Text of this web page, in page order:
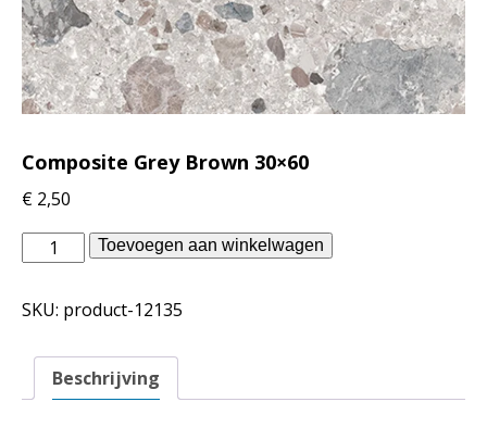
Composite Grey Brown 30×60
€ 2,50
vtwonen
binnentegels
Composite
Brown
30x60
Toevoegen aan winkelwagen
SKU: product-12135
Beschrijving